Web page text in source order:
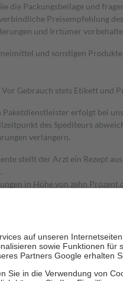
die Packungsbeilage und
Preisempfehlung
und Irrtümer
und sonstigen
Gebrauch stets Etikett und
erfolgt bei
des Spediteurs
verlängern.
stellt der Arzt ein Rezept
in Höhe von zehn Prozent
Online-Apotheken.
ihre eigene Gesundheit zu
18. Lebensjahr mit
die von der GKV